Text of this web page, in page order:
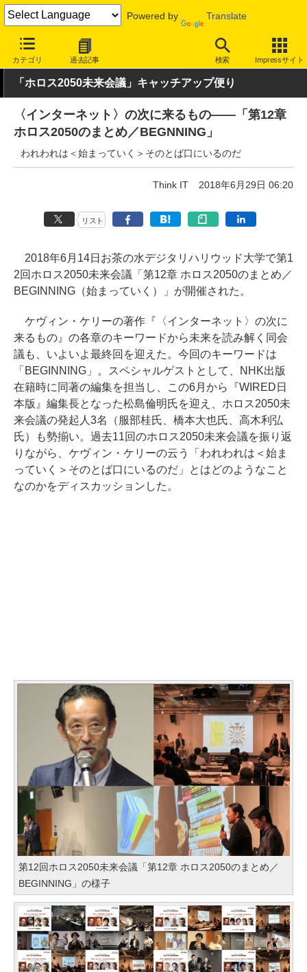
Powered by Translate
カテゴリ 過去記事 検索 Impressサイト
INTERNET Watch イベント
「ホロス2050未来会議」キャッチアップ便り
〈インターネット〉の次に来るもの――「第12章
ホロス2050のまとめ／BEGNNING」
われわれは＜始まっていく＞そのとば口にいるのだ
Think IT 2018年6月29日 06:20
リスト
2018年6月14日お茶の水デジタリハリウッド大学で第1
2回ホロス2050未来会議「第12章 ホロス2050のまとめ／
BEGINNING（始まっていく）」が開催された。
ケヴィン・ケリーの著作『〈インターネット〉の次に
来るもの』の各章のキーワードから未来を読み解く同会
議も、いよいよ最終回を迎えた。今回のキーワードは
「BEGINNING」。スペシャルゲストとして、NHK出版
在籍時に同著の編集を担当し、この6月から『WIRED日
本版』編集長となった松島倫明氏を迎え、ホロス2050未
来会議の発起人3名（服部桂氏、橋本大也氏、高木利弘
氏）も勢揃い。過去11回のホロス2050未来会議を振り返
りながら、ケヴィン・ケリーの云う「われわれは＜始ま
っていく＞そのとば口にいるのだ」とはどのようなこと
なのかをディスカッションした。
第12回ホロス2050未来会議「第12章 ホロス2050のまとめ／
BEGINNING」の様子